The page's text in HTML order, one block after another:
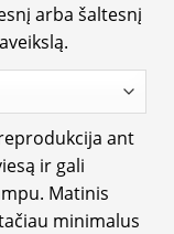
arba šaltesnį
ant
ir gali
Matinis
minimalus